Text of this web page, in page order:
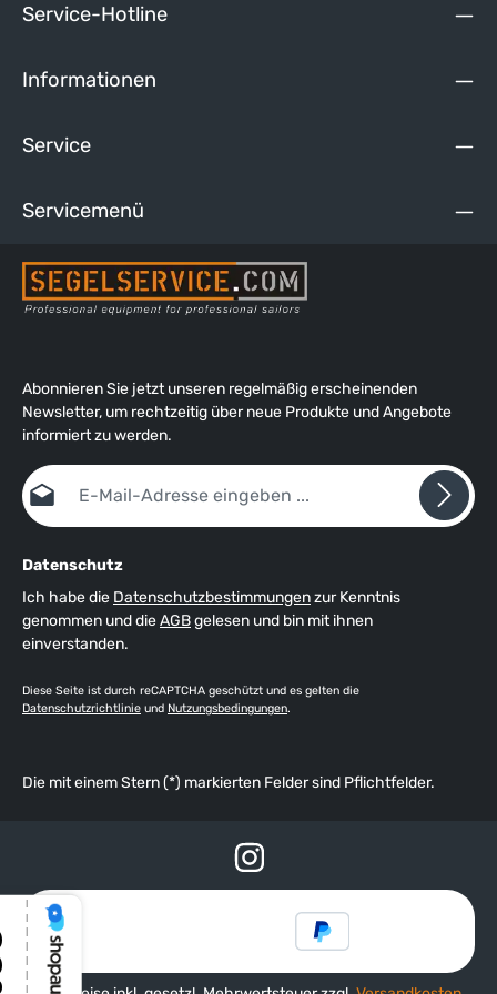
Service-Hotline
Informationen
Service
Servicemenü
Abonnieren Sie jetzt unseren regelmäßig erscheinenden
Newsletter, um rechtzeitig über neue Produkte und Angebote
informiert zu werden.
E-Mail-Adresse*
Datenschutz
Ich habe die Datenschutzbestimmungenzur Kenntnis
genommen und dieAGBgelesen und bin mit ihnen
einverstanden.
Diese Seite ist durch reCAPTCHA geschützt und es gelten die
Datenschutzrichtlinie und Nutzungsbedingungen.
Die mit einem Stern (*) markierten Felder sind Pflichtfelder.